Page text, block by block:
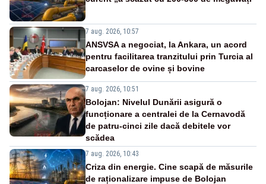
7 aug. 2026, 10:57
ANSVSA a negociat, la Ankara, un acord
pentru facilitarea tranzitului prin Turcia al
carcaselor de ovine și bovine
7 aug. 2026, 10:51
Bolojan: Nivelul Dunării asigură o
funcționare a centralei de la Cernavodă
de patru-cinci zile dacă debitele vor
scădea
7 aug. 2026, 10:43
Criza din energie. Cine scapă de măsurile
de raționalizare impuse de Bolojan